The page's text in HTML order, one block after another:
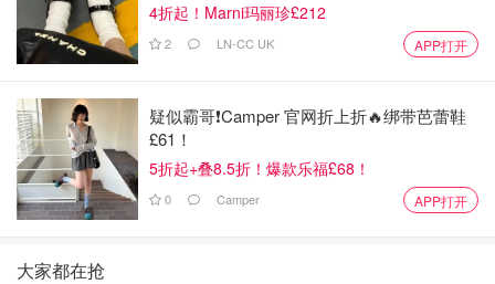
4折起！Marni玛丽珍£212
2 LN-CC UK APP打开
疑似霸哥❗️Camper 官网折上折🔥绑带芭蕾鞋
£61！
5折起+叠8.5折！爆款乐福£68！
0 Camper APP打开
大家都在抢